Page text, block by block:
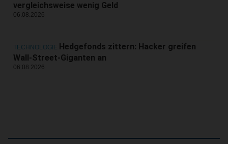
vergleichsweise wenig Geld
06.08.2026
TECHNOLOGIE Hedgefonds zittern: Hacker greifen
Wall-Street-Giganten an
06.08.2026